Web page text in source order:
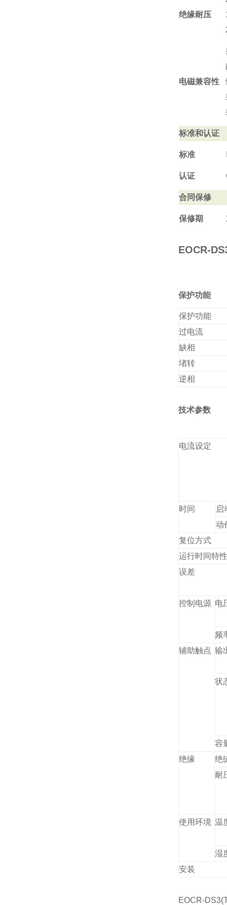
绝缘耐压
电磁兼容性
标准和认证
标准
认证
合同保修
保修期
EOCR-
保护功能
保护功能
过电流
缺相
堵转
逆相
技术参数
电流设定
时间
启
动
复位方式
运行时间特
误差
控制电源 电
频
辅助触点 输
状
容
绝缘
绝
耐
使用环境 温
湿
安装
EOCR-